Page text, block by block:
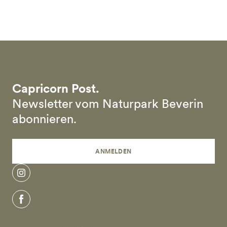
Capricorn Post.
Newsletter vom Naturpark Beverin
abonnieren.
ANMELDEN
instagram
facebook